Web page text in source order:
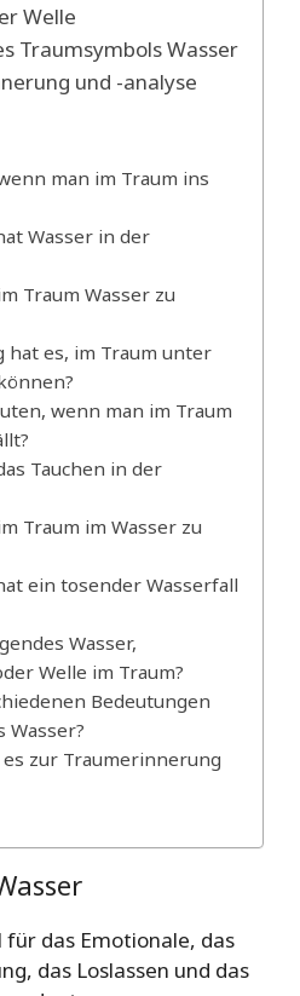
Welle
Traumsymbols Wasser
und -analyse
man im Traum ins
Wasser in der
Traum Wasser zu
hat es, im Traum unter
wenn man im Traum
Tauchen in der
Traum im Wasser zu
ein tosender Wasserfall
Wasser,
Welle im Traum?
Bedeutungen
Wasser?
zur Traumerinnerung
für das Emotionale, das
das Loslassen und das